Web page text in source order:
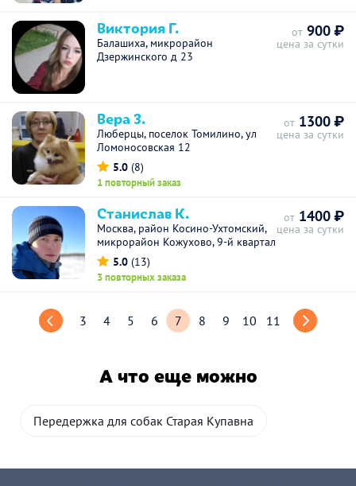
Виктория Г.
Балашиха, микрорайон
Дзержинского д 23
от 900 ₽
цена за сутки
Вера З.
Люберцы, поселок Томилино, ул
Ломоносовская 12
5.0 (8)
1 повторный заказ
от 1300 ₽
цена за сутки
Станислав К.
Москва, район Косино-Ухтомский,
микрорайон Кожухово, 9-й квартал
5.0 (13)
3 повторных заказа
от 1400 ₽
цена за сутки
3 4 5 6 7 8 9 10 11
А что еще можно
Передержка для собак Старая Купавна